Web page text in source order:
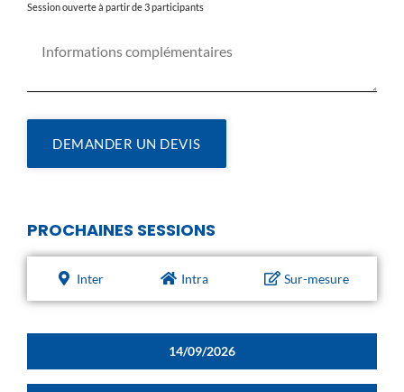
Session ouverte à partir de 3 participants
DEMANDER UN DEVIS
PROCHAINES SESSIONS
Inter Intra Sur-mesure
14/09/2026